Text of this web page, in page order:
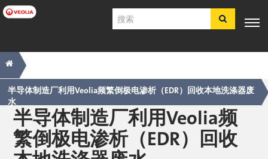
跳
转
要
容
搜
索
主
导
航
专业知
识
简体中文
SDS
COA
简介
痕
迹
导
航
半导体制造厂利用Veolia频繁倒极电渗析（EDR）回收本地洗涤器废
水
半导体制造厂利用Veolia频
繁倒极电渗析（EDR）回收